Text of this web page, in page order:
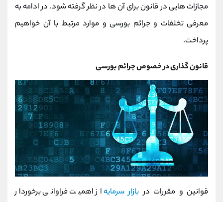
مجازات هایی در قانون برای آن ها در نظر گرفته شود. در ادامه به
معرفی تخلفات و جرائم بورسی و موارد مرتبط با آن خواهیم
پرداخت.
قانون گذاری در خصوص جرائم بورسی
قوانین و مقررات در بازار سرمایه از اهمیت فراوانی برخوردار